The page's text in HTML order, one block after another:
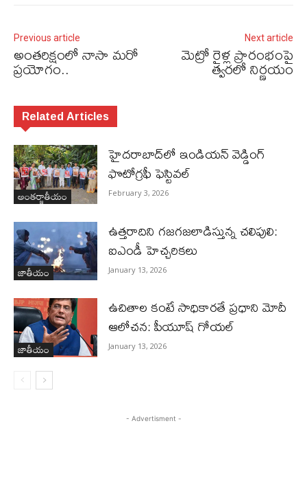
Previous article
అంతరిక్షంలో నాసా మరో
ప్రయోగం..
Next article
మెట్రో రైళ్ల ప్రారంభంపై
త్వరలో నిర్ణయం
Related Articles
అంతర్జాతీయం
హైదరాబాద్‌లో ఇండియన్ వెడ్డింగ్
ఫొటోగ్రఫీ ఫెస్టివల్
February 3, 2026
జాతీయం
ఉత్తరాదిని గజగజలాడిస్తున్న చలిపులి:
ఐఎండీ హెచ్చరికలు
January 13, 2026
జాతీయం
ఉచితాల కంటే సాధికారతే ప్రధాని మోదీ
ఆలోచన: పీయూష్ గోయల్
January 13, 2026
- Advertisment -